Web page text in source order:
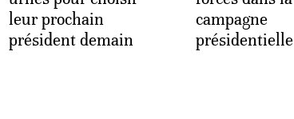
leur prochain
président demain
campagne
présidentielle